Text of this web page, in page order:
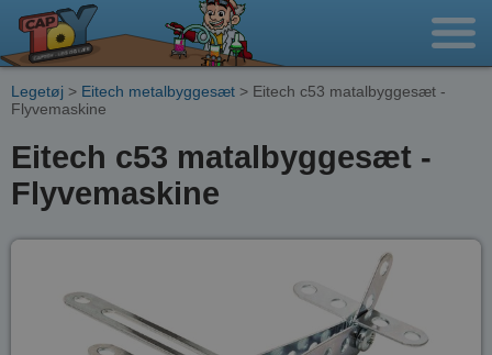
Legetøj > Eitech metalbyggesæt > Eitech c53 matalbyggesæt -
Flyvemaskine
Eitech c53 matalbyggesæt -
Flyvemaskine